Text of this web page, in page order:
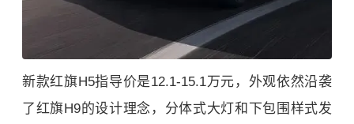
新款红旗H5指导价是12.1-15.1万元，外观依然沿袭
了红旗H9的设计理念，分体式大灯和下包围样式发